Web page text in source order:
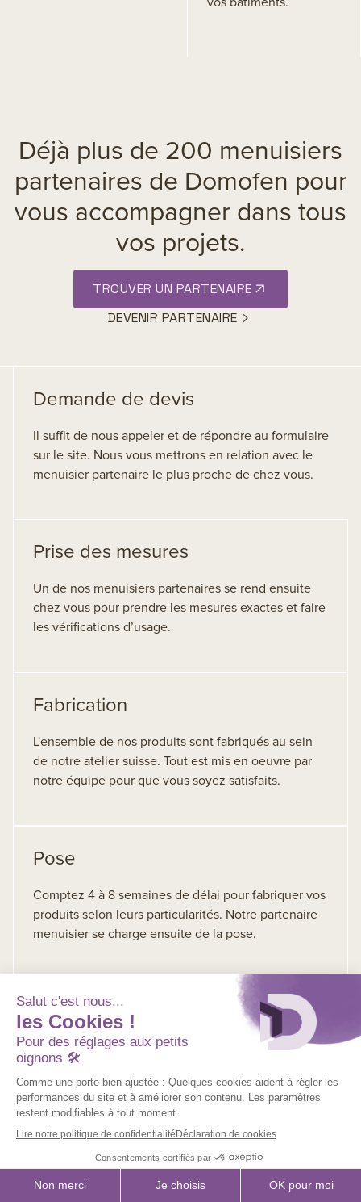
Déjà plus de 200 menuisiers
partenaires de Domofen pour
vous accompagner dans tous
vos projets.
TROUVER UN PARTENAIRE
DEVENIR PARTENAIRE
Demande de devis
Il suffit de nous appeler et de répondre au formulaire
sur le site. Nous vous mettrons en relation avec le
menuisier partenaire le plus proche de chez vous.
Prise des mesures
Un de nos menuisiers partenaires se rend ensuite
chez vous pour prendre les mesures exactes et faire
les vérifications d’usage.
Fabrication
L'ensemble de nos produits sont fabriqués au sein
de notre atelier suisse. Tout est mis en oeuvre par
notre équipe pour que vous soyez satisfaits.
Pose
Comptez 4 à 8 semaines de délai pour fabriquer vos
produits selon leurs particularités. Notre partenaire
menuisier se charge ensuite de la pose.
Vous êtes menuisier, architecte, maître
d’ouvrage ?
Nous mettons à votre disposition un ensemble de
ressources et de fiches techniques.